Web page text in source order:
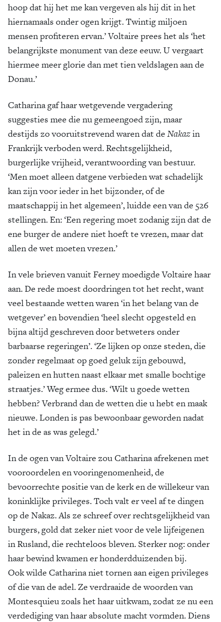
hoop dat hij het me kan vergeven als hij dit in het
hiernamaals onder ogen krijgt. Twintig miljoen
mensen profiteren ervan.’ Voltaire prees het als ‘het
belangrijkste monument van deze eeuw. U vergaart
hiermee meer glorie dan met tien veldslagen aan de
Donau.’
Catharina gaf haar wetgevende vergadering
suggesties mee die nu gemeengoed zijn, maar
destijds zo vooruitstrevend waren dat de Nakazin
Frankrijk verboden werd. Rechtsgelijkheid,
burgerlijke vrijheid, verantwoording van bestuur.
‘Men moet alleen datgene verbieden wat schadelijk
kan zijn voor ieder in het bijzonder, of de
maatschappij in het algemeen’, luidde een van de 526
stellingen. En: ‘Een regering moet zodanig zijn dat de
ene burger de andere niet hoeft te vrezen, maar dat
allen de wet moeten vrezen.’
In vele brieven vanuit Ferney moedigde Voltaire haar
aan. De rede moest doordringen tot het recht, want
veel bestaande wetten waren ‘in het belang van de
wetgever’ en bovendien ‘heel slecht opgesteld en
bijna altijd geschreven door betweters onder
barbaarse regeringen’. ‘Ze lijken op onze steden, die
zonder regelmaat op goed geluk zijn gebouwd,
paleizen en hutten naast elkaar met smalle bochtige
straatjes.’ Weg ermee dus. ‘Wilt u goede wetten
hebben? Verbrand dan de wetten die u hebt en maak
nieuwe. Londen is pas bewoonbaar geworden nadat
het in de as was gelegd.’
In de ogen van Voltaire zou Catharina afrekenen met
vooroordelen en vooringenomenheid, de
bevoorrechte positie van de kerk en de willekeur van
koninklijke privileges. Toch valt er veel af te dingen
op de Nakaz. Als ze schreef over rechtsgelijkheid van
burgers, gold dat zeker niet voor de vele lijfeigenen
in Rusland, die rechteloos bleven. Sterker nog: onder
haar bewind kwamen er honderdduizenden bij.
Ook wilde Catharina niet tornen aan eigen privileges
of die van de adel. Ze verdraaide de woorden van
Montesquieu zoals het haar uitkwam, zodat ze nu een
verdediging van haar absolute macht vormden. Diens